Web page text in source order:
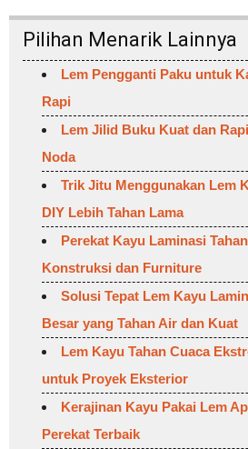
Pilihan Menarik Lainnya
Lem Pengganti Paku untuk
Rapi
Lem Jilid Buku Kuat dan
Noda
Trik Jitu Menggunakan Lem
DIY Lebih Tahan Lama
Perekat Kayu Laminasi
Konstruksi dan Furniture
Solusi Tepat Lem Kayu
Besar yang Tahan Air dan Kuat
Lem Kayu Tahan Cuaca
untuk Proyek Eksterior
Kerajinan Kayu Pakai Lem
Perekat Terbaik